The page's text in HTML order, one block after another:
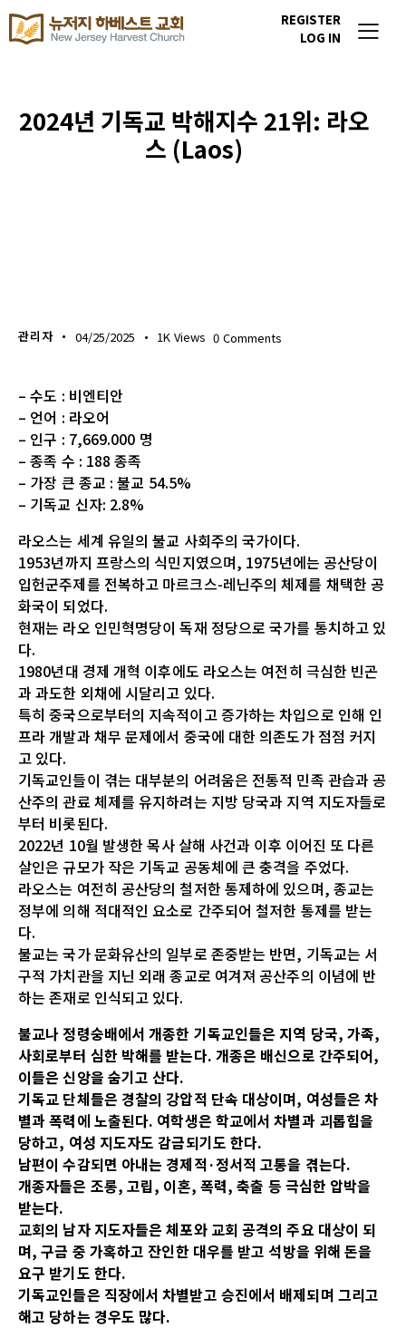
REGISTER
LOG IN
2024년 기독교 박해지수 21위: 라오
스 (Laos)
관리자 04/25/2025 1K Views 0 Comments
– 수도 : 비엔티안
– 언어 : 라오어
– 인구 : 7,669.000 명
– 종족 수 : 188 종족
– 가장 큰 종교 : 불교 54.5%
– 기독교 신자: 2.8%
라오스는 세계 유일의 불교 사회주의 국가이다.
1953년까지 프랑스의 식민지였으며, 1975년에는 공산당이
입헌군주제를 전복하고 마르크스-레닌주의 체제를 채택한 공
화국이 되었다.
현재는 라오 인민혁명당이 독재 정당으로 국가를 통치하고 있
다.
1980년대 경제 개혁 이후에도 라오스는 여전히 극심한 빈곤
과 과도한 외채에 시달리고 있다.
특히 중국으로부터의 지속적이고 증가하는 차입으로 인해 인
프라 개발과 채무 문제에서 중국에 대한 의존도가 점점 커지
고 있다.
기독교인들이 겪는 대부분의 어려움은 전통적 민족 관습과 공
산주의 관료 체제를 유지하려는 지방 당국과 지역 지도자들로
부터 비롯된다.
2022년 10월 발생한 목사 살해 사건과 이후 이어진 또 다른
살인은 규모가 작은 기독교 공동체에 큰 충격을 주었다.
라오스는 여전히 공산당의 철저한 통제하에 있으며, 종교는
정부에 의해 적대적인 요소로 간주되어 철저한 통제를 받는
다.
불교는 국가 문화유산의 일부로 존중받는 반면, 기독교는 서
구적 가치관을 지닌 외래 종교로 여겨져 공산주의 이념에 반
하는 존재로 인식되고 있다.
불교나 정령숭배에서 개종한 기독교인들은 지역 당국, 가족,
사회로부터 심한 박해를 받는다. 개종은 배신으로 간주되어,
이들은 신앙을 숨기고 산다.
기독교 단체들은 경찰의 강압적 단속 대상이며, 여성들은 차
별과 폭력에 노출된다. 여학생은 학교에서 차별과 괴롭힘을
당하고, 여성 지도자도 감금되기도 한다.
남편이 수감되면 아내는 경제적·정서적 고통을 겪는다.
개종자들은 조롱, 고립, 이혼, 폭력, 축출 등 극심한 압박을
받는다.
교회의 남자 지도자들은 체포와 교회 공격의 주요 대상이 되
며, 구금 중 가혹하고 잔인한 대우를 받고 석방을 위해 돈을
요구 받기도 한다.
기독교인들은 직장에서 차별받고 승진에서 배제되며 그리고
해고 당하는 경우도 많다.